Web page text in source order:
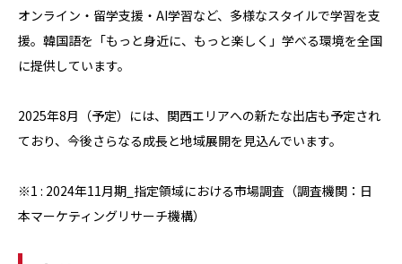
オンライン・留学支援・AI学習など、多様なスタイルで学習を支
援。韓国語を「もっと身近に、もっと楽しく」学べる環境を全国
に提供しています。
2025年8月（予定）には、関西エリアへの新たな出店も予定され
ており、今後さらなる成長と地域展開を見込んでいます。
※1 : 2024年11月期_指定領域における市場調査（調査機関：日
本マーケティングリサーチ機構）